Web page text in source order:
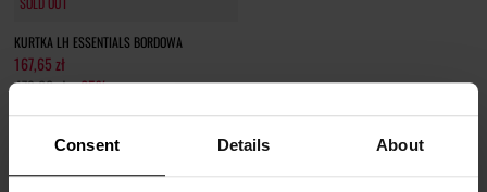
Consent Details About
KURTKA LH ESSENTIALS BORDOWA
167,65 zł
479,00 zł -65%
215,55 zł